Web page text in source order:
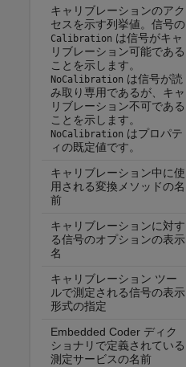
キャリブレーションのアク
セスを示す列挙値。信号の
Calibration は信号がキャ
リブレーション可能である
ことを示します。
NoCalibration は信号が読
み取り専用であるが、キャ
リブレーション不可である
ことを示します。
NoCalibration はプロパテ
ィの既定値です。
キャリブレーション中に使
用される変換メソッドの名
前
キャリブレーションに対す
る信号のオプションの表示
名
キャリブレーション ツー
ルで測定される信号の表示
形式の指定
Embedded Coder ディク
ショナリで定義されている
測定サービスの名前